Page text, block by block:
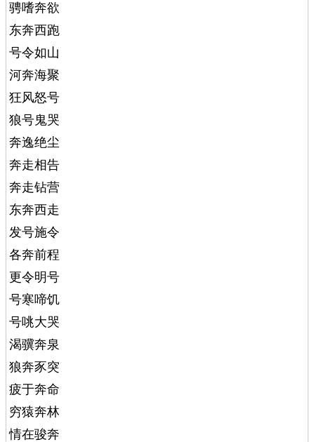
骋嗜奔欲
东奔西跑
号令如山
河奔海聚
狂风怒号
狼号鬼哭
奔逸绝尘
奔走相告
奔走钻营
东奔西走
发号施令
各奔前程
更令明号
号寒啼饥
号咷大哭
渴骥奔泉
狼奔豕突
疲于奔命
穷猿奔林
情在骏奔